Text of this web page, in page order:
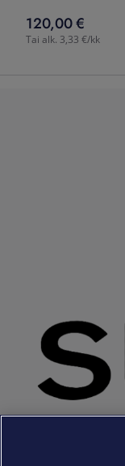
120,00 €
120,00€
Tai alk. 3,33 €/kk